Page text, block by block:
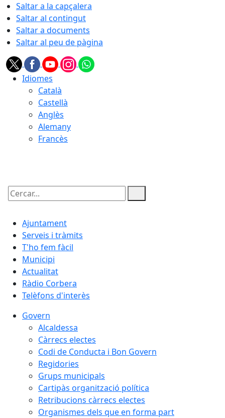
Saltar a la capçalera
Saltar al contingut
Saltar a documents
Saltar al peu de pàgina
Idiomes
Català
Castellà
Anglès
Alemany
Francès
Cercar:
Ajuntament
Serveis i tràmits
T'ho fem fàcil
Municipi
Actualitat
Ràdio Corbera
Telèfons d'interès
Govern
Alcaldessa
Càrrecs electes
Codi de Conducta i Bon Govern
Regidories
Grups municipals
Cartipàs organització política
Retribucions càrrecs electes
Organismes dels que en forma part